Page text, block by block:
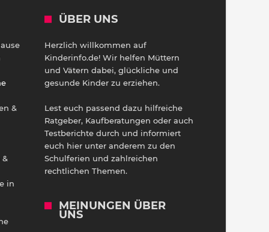
&
&
in
ÜBER UNS
Herzlich willkommen auf
Kinderinfo.de! Wir helfen Müttern
und Vätern dabei, glückliche und
gesunde Kinder zu erziehen.
Lest euch passend dazu hilfreiche
Ratgeber, Kaufberatungen oder auch
Testberichte durch und informiert
euch hier unter anderem zu den
Schulferien und zahlreichen
rechtlichen Themen.
MEINUNGEN ÜBER
UNS